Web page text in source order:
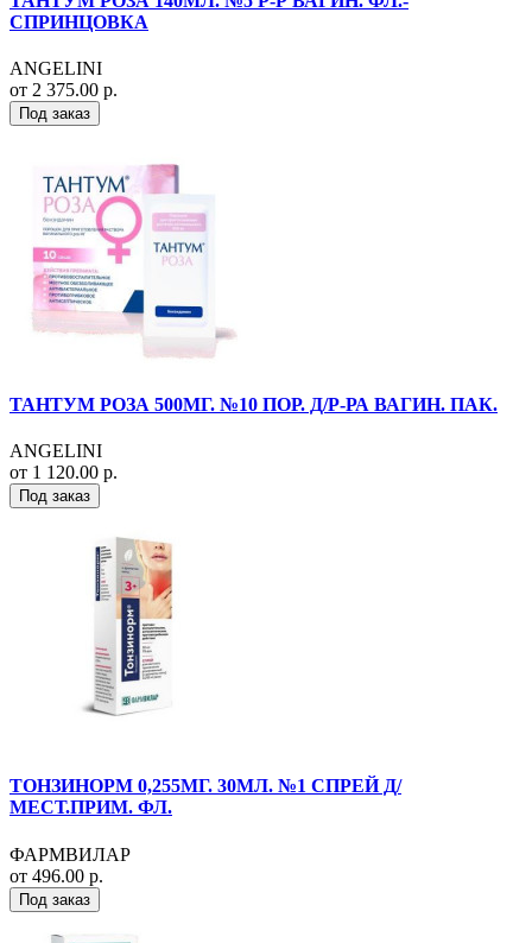
СПРИНЦОВКА
ANGELINI
от 2 375.00 р.
Под заказ
ТАНТУМ РОЗА 500МГ. №10 ПОР. Д/Р-РА ВАГИН. ПАК.
ANGELINI
от 1 120.00 р.
Под заказ
ТОНЗИНОРМ 0,255МГ. 30МЛ. №1 СПРЕЙ Д/
МЕСТ.ПРИМ. ФЛ.
ФАРМВИЛАР
от 496.00 р.
Под заказ